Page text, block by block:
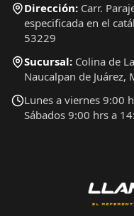
Dirección: Carr.
especificada en el
53229
Sucursal: Colina de
Naucalpan de Juárez,
Lunes a viernes 9:00
Sábados 9:00 hrs a